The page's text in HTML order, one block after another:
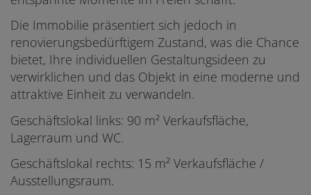
Die Immobilie präsentiert sich jedoch in
renovierungsbedürftigem Zustand, was die Chance
bietet, Ihre individuellen Gestaltungsideen zu
verwirklichen und das Objekt in eine moderne und
attraktive Einheit zu verwandeln.
Geschäftslokal links: 90 m² Verkaufsfläche,
Lagerraum und WC.
Geschäftslokal rechts: 15 m² Verkaufsfläche /
Ausstellungsraum.